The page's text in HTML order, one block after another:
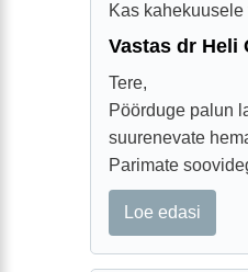
Kas
Vastas dr Heli
Tere,
Pöörduge palun
suurenevate
Parimate
Loe edasi